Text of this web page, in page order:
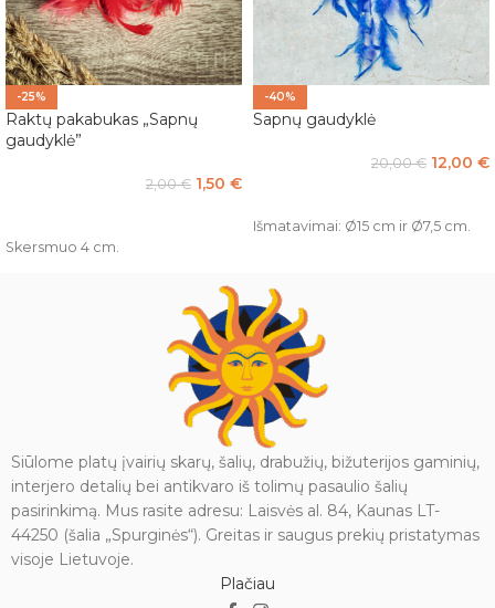
-25%
Raktų pakabukas „Sapnų
gaudyklė”
2,00€ 1,50 €
Skersmuo 4 cm.
-40%
Sapnų gaudyklė
20,00€ 12,00 €
Išmatavimai: Ø15 cm ir Ø7,5 cm.
Siūlome platų įvairių skarų, šalių, drabužių, bižuterijos gaminių,
interjero detalių bei antikvaro iš tolimų pasaulio šalių
pasirinkimą. Mus rasite adresu: Laisvės al. 84, Kaunas LT-
44250 (šalia „Spurginės“). Greitas ir saugus prekių pristatymas
visoje Lietuvoje.
Plačiau